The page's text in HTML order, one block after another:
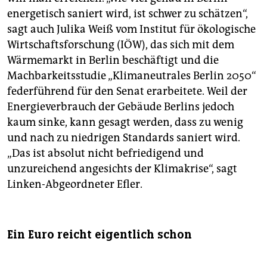
energetisch saniert wird, ist schwer zu schätzen“,
sagt auch Julika Weiß vom Institut für ökologische
Wirtschaftsforschung (IÖW), das sich mit dem
Wärmemarkt in Berlin beschäftigt und die
Machbarkeitsstudie „Klimaneutrales Berlin 2050“
federführend für den Senat erarbeitete. Weil der
Energieverbrauch der Gebäude Berlins jedoch
kaum sinke, kann gesagt werden, dass zu wenig
und nach zu niedrigen Standards saniert wird.
„Das ist absolut nicht befriedigend und
unzureichend angesichts der Klimakrise“, sagt
Linken-Abgeordneter Efler.
Ein Euro reicht eigentlich schon